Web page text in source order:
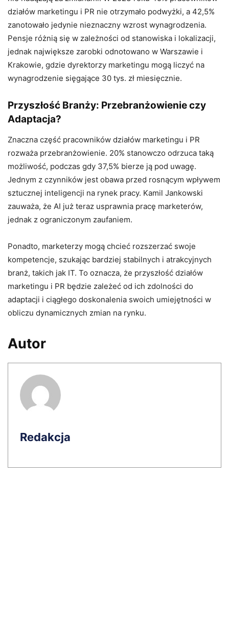
działów marketingu i PR nie otrzymało podwyżki, a 42,5%
zanotowało jedynie nieznaczny wzrost wynagrodzenia.
Pensje różnią się w zależności od stanowiska i lokalizacji,
jednak największe zarobki odnotowano w Warszawie i
Krakowie, gdzie dyrektorzy marketingu mogą liczyć na
wynagrodzenie sięgające 30 tys. zł miesięcznie.
Przyszłość Branży: Przebranżowienie czy
Adaptacja?
Znaczna część pracowników działów marketingu i PR
rozważa przebranżowienie. 20% stanowczo odrzuca taką
możliwość, podczas gdy 37,5% bierze ją pod uwagę.
Jednym z czynników jest obawa przed rosnącym wpływem
sztucznej inteligencji na rynek pracy. Kamil Jankowski
zauważa, że AI już teraz usprawnia pracę marketerów,
jednak z ograniczonym zaufaniem.
Ponadto, marketerzy mogą chcieć rozszerzać swoje
kompetencje, szukając bardziej stabilnych i atrakcyjnych
branż, takich jak IT. To oznacza, że przyszłość działów
marketingu i PR będzie zależeć od ich zdolności do
adaptacji i ciągłego doskonalenia swoich umiejętności w
obliczu dynamicznych zmian na rynku.
Autor
Redakcja